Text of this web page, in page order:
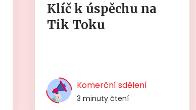
Klíč k úspěchu na
Tik Toku
Komerční sdělení
3 minuty čtení